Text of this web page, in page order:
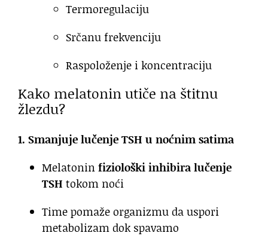
Termoregulaciju
Srčanu frekvenciju
Raspoloženje i koncentraciju
Kako melatonin utiče na štitnu
žlezdu?
1. Smanjuje lučenje TSH u noćnim satima
Melatoninfiziološki inhibira lučenje
TSH tokom noći
Time pomaže organizmu da uspori
metabolizam dok spavamo